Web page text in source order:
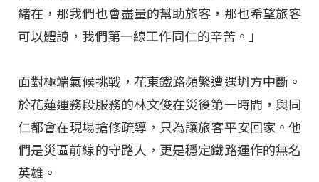
緒在，那我們也會盡量的幫助旅客，那也希望旅客
可以體諒，我們第一線工作同仁的辛苦。」
面對極端氣候挑戰，花東鐵路頻繁遭遇坍方中斷。
於花蓮運務段服務的林文俊在災後第一時間，與同
仁都會在現場搶修疏導，只為讓旅客平安回家。他
們是災區前線的守路人，更是穩定鐵路運作的無名
英雄。